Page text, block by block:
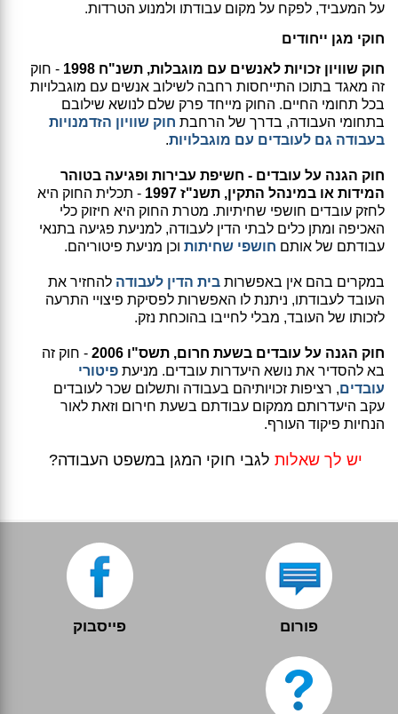
על המעביד, לפקח על מקום עבודתו ולמנוע הטרדות.
חוקי מגן ייחודים
חוק שוויון זכויות לאנשים עם מוגבלות, תשנ"ח 1998
- חוק
זה מאגד בתוכו התייחסות רחבה לשילוב אנשים עם מוגבלויות
בכל תחומי החיים. החוק מייחד פרק שלם לנושא שילובם
בתחומי העבודה, בדרך של הרחבת חוק שוויון הזדמנויות
בעבודה גם לעובדים עם מוגבלויות.
חוק הגנה על עובדים - חשיפת עבירות ופגיעה בטוהר
המידות או במינהל התקין, תשנ"ז 1997
- תכלית החוק היא
לחזק עובדים חושפי שחיתיות. מטרת החוק היא חיזוק כלי
האכיפה ומתן כלים לבתי הדין לעבודה, למניעת פגיעה בתנאי
עבודתם של אותם חושפי שחיתות וכן מניעת פיטוריהם.
במקרים בהם אין באפשרות בית הדין לעבודה להחזיר את
העובד לעבודתו, ניתנת לו האפשרות לפסיקת פיצויי התרעה
לזכותו של העובד, מבלי לחייבו בהוכחת נזק.
חוק הגנה על עובדים בשעת חרום, תשס"ו 2006
- חוק זה
בא להסדיר את נושא היעדרות עובדים. מניעת פיטורי
עובדים, רציפות זכויותיהם בעבודה ותשלום שכר לעובדים
עקב היעדרותם ממקום עבודתם בשעת חירום וזאת לאור
הנחיות פיקוד העורף.
יש לך שאלותלגבי חוקי המגן במשפט העבודה?
פורום פייסבוק